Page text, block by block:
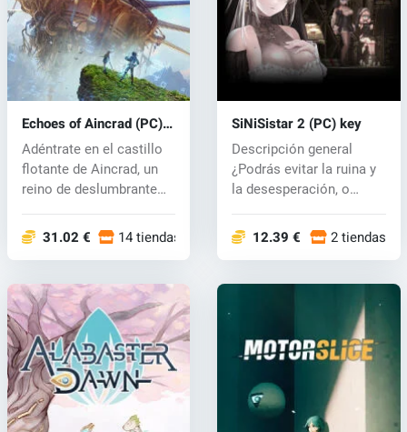
Echoes of Aincrad (PC)
key
Adéntrate en el castillo
flotante de Aincrad, un
reino de deslumbrante
31.02 € 14 tiendas
SiNiSistar 2 (PC) key
Descripción general
¿Podrás evitar la ruina y
la desesperación, o
12.39 € 2 tiendas